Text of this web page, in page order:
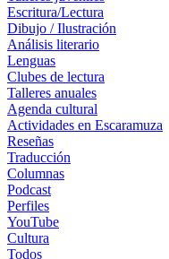
Escritura/Lectura
Dibujo / Ilustración
Análisis literario
Lenguas
Clubes de lectura
Talleres anuales
Agenda cultural
Actividades en Escaramuza
Reseñas
Traducción
Columnas
Podcast
Perfiles
YouTube
Cultura
Todos